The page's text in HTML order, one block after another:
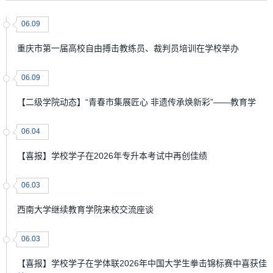
06.09
重庆市第一届高校自由搏击教练员、裁判员培训在学校举办
06.09
【二级学院动态】“青春市集展匠心 非遗传承焕新彩”——教育学
06.04
【喜报】学校学子在2026年专升本考试中再创佳绩
06.03
西南大学继续教育学院来校交流座谈
06.03
【喜报】学校学子在学体联2026年中国大学生拳击锦标赛中喜获佳